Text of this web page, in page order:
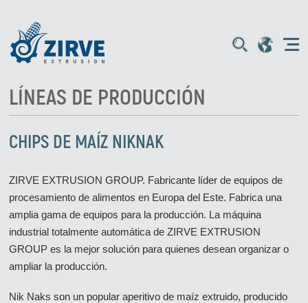
LÍNEAS DE PRODUCCIÓN
CHIPS DE MAÍZ NIKNAK
ZIRVE EXTRUSION GROUP. Fabricante líder de equipos de
procesamiento de alimentos en Europa del Este. Fabrica una
amplia gama de equipos para la producción. La máquina
industrial totalmente automática de ZIRVE EXTRUSION
GROUP es la mejor solución para quienes desean organizar o
ampliar la producción.
Nik Naks son un popular aperitivo de maíz extruido, producido